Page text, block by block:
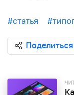
#статья
Поделиться